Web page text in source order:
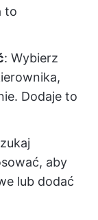
to
: Wybierz
Dodaje to
aby
lub dodać